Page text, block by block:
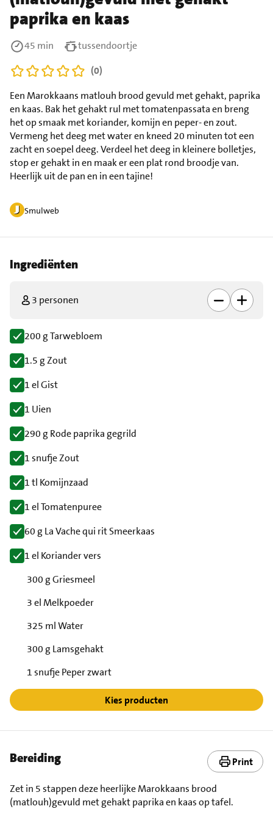
paprika en kaas
Smulweb
Een Marokkaans matlouh brood gevuld met gehakt, paprika
en kaas. Bak het gehakt rul met tomatenpassata en breng
het op smaak met koriander, komijn en peper- en zout.
Vermeng het deeg met water en kneed 20 minuten tot een
zacht en soepel deeg. Verdeel het deeg in kleinere bolletjes,
stop er gehakt in en maak er een plat rond broodje van.
Heerlijk uit de pan en in een tajine!
45 min
tussendoortje
(0)
Ingrediënten
3 personen
200 g Tarwebloem
1.5 g Zout
1 el Gist
1 Uien
290 g Rode paprika gegrild
1 snufje Zout
1 tl Komijnzaad
1 el Tomatenpuree
60 g La Vache qui rit Smeerkaas
1 el Koriander vers
300 g Griesmeel
3 el Melkpoeder
325 ml Water
300 g Lamsgehakt
1 snufje Peper zwart
Kies producten
Bereiding Print
Zet in 5 stappen deze heerlijke Marokkaans brood
(matlouh)gevuld met gehakt paprika en kaas op tafel.